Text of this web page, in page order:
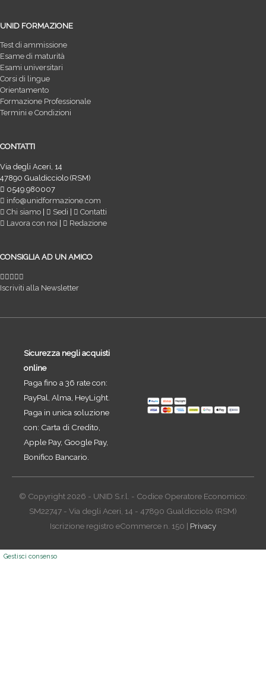
UNID FORMAZIONE
Test di ammissione
Esame di maturità
Esami universitari
Corsi di lingue
Orientamento
Formazione Professionale
Termini e Condizioni
CONTATTI
Via degli Aceri, 14
47890 Gualdicciolo (RSM)
0549.980007
info@unidformazione.com
Chi siamo
Sedi
Contatti
Lavora con noi
Redazione
CONSIGLIA AD UN AMICO
Iscriviti alla Newsletter
Sicurezza negli acquisti
online
Paga fino a 36 rate con:
PayPal, Alma, HeyLight.
Paga in unica soluzione
con: Carta di Credito,
Apple Pay, Google Pay,
Bonifico Bancario.
© Copyright 2026 - UNID S.r.l. - Codice Operatore Economico:
SM22747 - Via degli Aceri, 14 - 47890 Gualdicciolo (RSM)
Iscrizione registro eCommerce n. 150 | Privacy
Gestisci consenso